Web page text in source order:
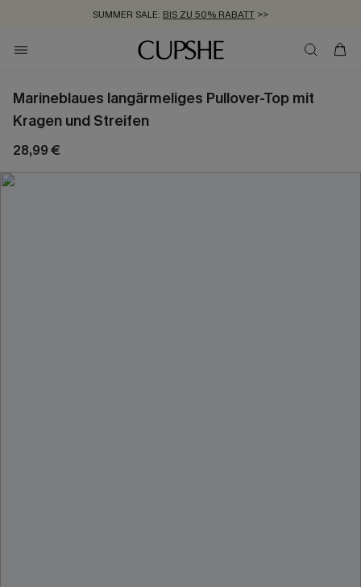
SUMMER SALE: BIS ZU 50% RABATT >>
ZUM NEWSLETTER:BIS ZU -20% EXTRA ERHALTEN
KOSTENLOSER VERSAND AB 89 €
Marineblaues langärmeliges Pullover-Top mit
Kragen und Streifen
28,99 €